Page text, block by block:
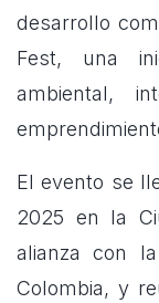
desarrollo
Fest, una
ambiental,
El evento se
2025 en la
alianza con
Colombia, y